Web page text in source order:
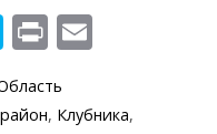
S
k
y
Pr
t ai
, Клубника,